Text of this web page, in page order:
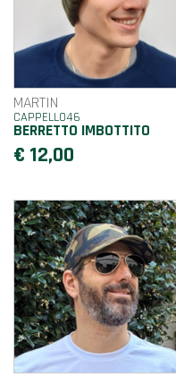
MARTIN
CAPPELLO46
BERRETTO IMBOTTITO
€ 12,00